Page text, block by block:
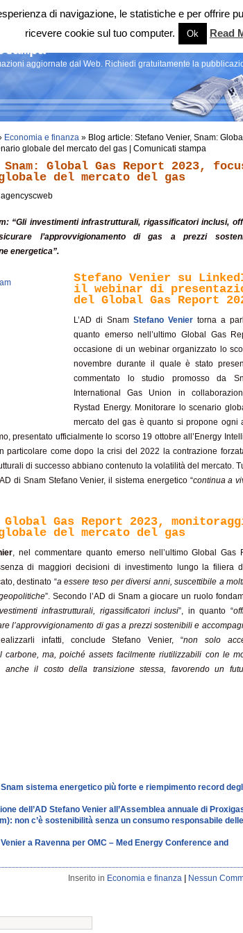
aggiornate dal Web. Richiedi gratuitamente la
Economia e finanza » Blog article: Stefano Venier, Snam:
globale del mercato del gas | Comunicati stampa
Global Gas Report 2023,
del mercato del gas
agencyscweb
“Gli investimenti infrastrutturali, rigassificatori inclusi,
l’approvvigionamento di gas a prezzi
energetica”.
Stefano Venier su
il webinar di
del Global Gas Report
L’AD di Snam Stefano Venier torna a
quanto emerso nell’ultimo Global Gas
occasione di un webinar organizzato lo
novembre durante il quale è stato
commentato lo studio promosso da
International Gas Union in
Rystad Energy. Monitorare lo scenario
mercato del gas è quanto si propone ogni
presentato ufficialmente lo scorso 19 ottobre all’Energy
particolare come dopo la crisi del 2022 la contrazione
di successo abbiano contenuto la volatilità del mercato.
di Snam Stefano Venier, il sistema energetico “continua a
Gas Report 2023,
del mercato del gas
, nel commentare quanto emerso nell’ultimo Global Gas
di maggiori decisioni di investimento lungo la filiera
destinato “a essere teso per diversi anni, suscettibile a
”. Secondo l’AD di Snam a giocare un ruolo
infrastrutturali, rigassificatori inclusi”, in quanto “
l’approvvigionamento di gas a prezzi sostenibili e
infatti, conclude Stefano Venier, “non solo
carbone, ma, poiché assets facilmente riutilizzabili con le
anche il costo della transizione stessa, favorendo un
sistema energetico più forte e riempimento record
dell’AD Stefano Venier all’Assemblea annuale di
non c’è sostenibilità senza un consumo responsabile delle
a Ravenna per OMC – Med Energy Conference and
Inserito in Economia e finanza Nessun
di navigazione, le statistiche e per offrire
ricevere cookie sul tuo computer.
Ok Read